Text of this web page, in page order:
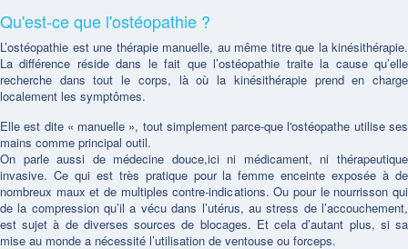
Qu'est-ce que l'ostéopathie ?
L’ostéopathie est une thérapie manuelle, au même titre que la kinésithérapie.
La différence réside dans le fait que l’ostéopathie traite la cause qu’elle
recherche dans tout le corps, là où la kinésithérapie prend en charge
localement les symptômes.
Elle est dite « manuelle », tout simplement parce-que l'ostéopathe utilise ses
mains comme principal outil.
On parle aussi de médecine douce,ici ni médicament, ni thérapeutique
invasive. Ce qui est très pratique pour la femme enceinte exposée à de
nombreux maux et de multiples contre-indications. Ou pour le nourrisson qui
de la compression qu’il a vécu dans l’utérus, au stress de l’accouchement,
est sujet à de diverses sources de blocages. Et cela d’autant plus, si sa
mise au monde a nécessité l’utilisation de ventouse ou forceps.